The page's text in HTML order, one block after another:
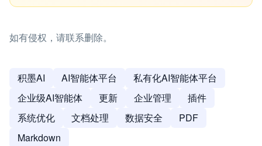
如有侵权，请联系删除。
积墨AI AI智能体平台
私有化AI智能体平台
企业级AI智能体
更新 企业管理
插件
系统优化
文档处理 数据安全
PDF
Markdown